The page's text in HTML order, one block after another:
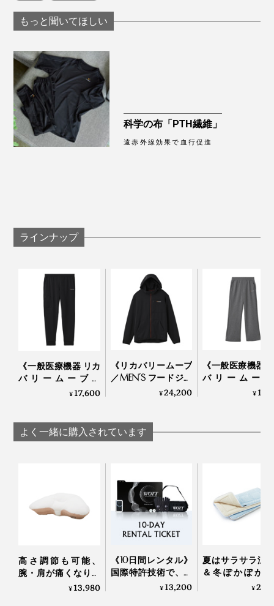
筋肉痛を覚悟していましたが、今朝起きてみるといつも
よりダルさもなく、スッキリしていました。
安い買い物ではないと思いますが、その日の疲れを持ち
越さずに済むことを思えば、投資価値は絶大。もう手放
せません！
もっと聞いてほしい
科学の布「PTH繊維」
遠赤外線効果で血行促進
ラインナップ
《一般医療機器 リカ
バリームーブ／
MEN’S ジョガーパン
改善する「リカバリ
ーウエア」｜VENEX
¥17,600
《リカバリームーブ
／MEN’S フードジャ
ケット》移動時間を
ア」｜VENEX
¥24,200
《一般医療機器
バリームー
LADY’S ワイド
¥
よく一緒に購入されています
高さ調節も可能、
腕・肩が痛くなりに
くい「横向き寝 専用
¥13,980
《10日間レンタル》
国際特許技術で、体
内の水分にアプロー
¥13,200
夏はサラサラ涼
＆冬ぽかぽか
い、敷くだけ「
¥